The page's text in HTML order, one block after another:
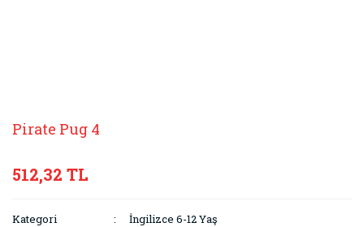
Pirate Pug 4
512,32 TL
Kategori
İngilizce 6-12 Yaş